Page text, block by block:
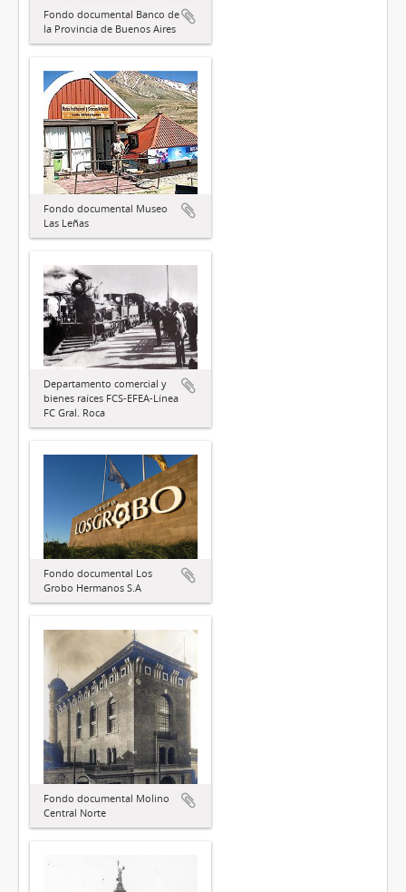
Fondo documental Banco de
la Provincia de Buenos Aires
Fondo documental Museo
Las Leñas
Departamento comercial y
bienes raíces FCS-EFEA-Línea
FC Gral. Roca
Fondo documental Los
Grobo Hermanos S.A
Fondo documental Molino
Central Norte